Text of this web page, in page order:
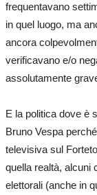
frequentavano
in quel luogo, ma
ancora
verificavano e/o
assolutamente
E la politica dove è
Bruno Vespa
televisiva sul
quella realtà, alcuni
elettorali (anche in